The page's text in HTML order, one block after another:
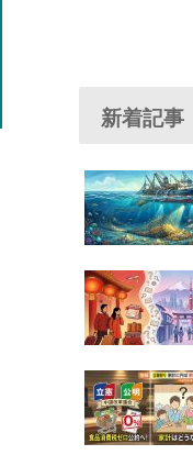
新着記事